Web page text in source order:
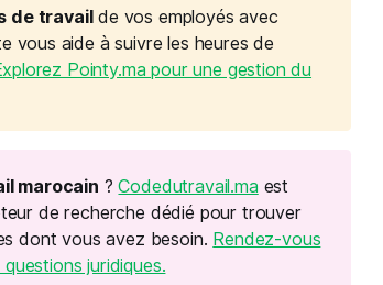
de travailde vos employés avec
vous aide à suivre les heures de
Pointy.ma pour une gestion du
marocain ?Codedutravail.ma est
de recherche dédié pour trouver
dont vous avez besoin. Rendez-vous
juridiques.